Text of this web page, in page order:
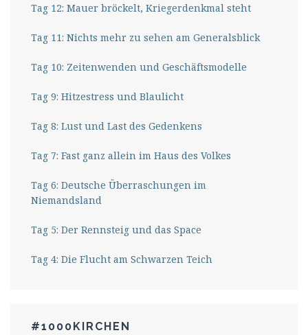
Tag 12: Mauer bröckelt, Kriegerdenkmal steht
Tag 11: Nichts mehr zu sehen am Generalsblick
Tag 10: Zeitenwenden und Geschäftsmodelle
Tag 9: Hitzestress und Blaulicht
Tag 8: Lust und Last des Gedenkens
Tag 7: Fast ganz allein im Haus des Volkes
Tag 6: Deutsche Überraschungen im
Niemandsland
Tag 5: Der Rennsteig und das Space
Tag 4: Die Flucht am Schwarzen Teich
#1000KIRCHEN